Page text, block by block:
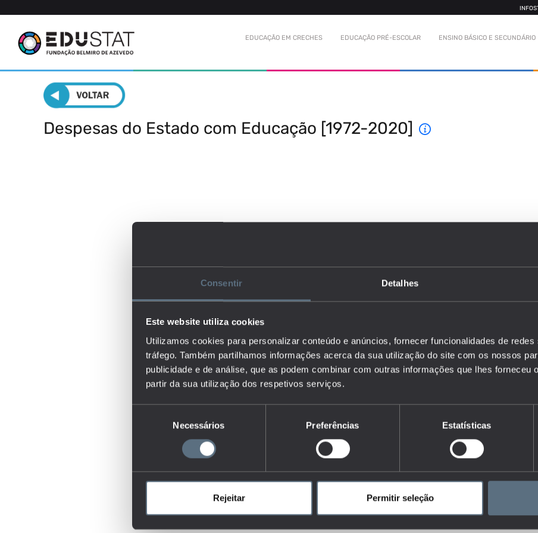
Consentir Detalhes
Este website utiliza cookies
Utilizamos cookies para personalizar conteúdo e anúncios, fornecer funcionalidades de
tráfego. Também partilhamos informações acerca da sua utilização do site com os nossos
publicidade e de análise, que as podem combinar com outras informações que lhes forneceu
partir da sua utilização dos respetivos serviços.
consentimento
Necessários Preferências Estatísticas
Rejeitar Permitir seleção
EDUCAÇÃO EM CRECHES EDUCAÇÃO PRÉ-ESCOLAR ENSINO BÁSICO E SECUNDÁRIO
Despesas do Estado com Educação [1972-2020]